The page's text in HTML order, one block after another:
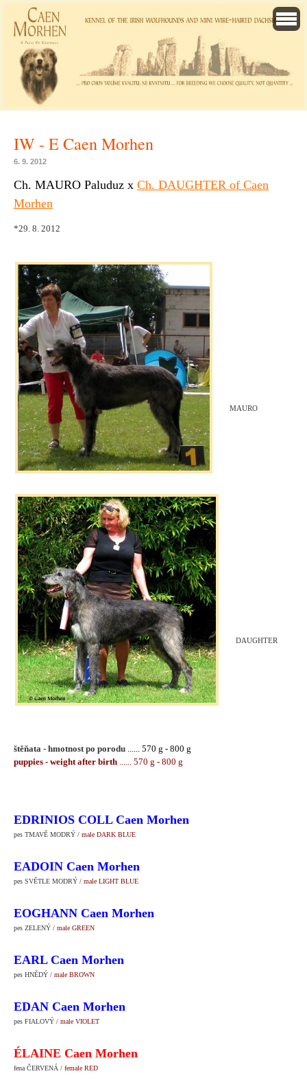
IW - E Caen Morhen
6. 9. 2012
Ch. MAURO Paluduz x Ch. DAUGHTER of Caen
Morhen
*29. 8. 2012
MAURO
DAUGHTER
štěňata - hmotnost po porodu ...... 570 g - 800 g
puppies - weight after birth ...... 570 g - 800 g
EDRINIOS COLL Caen Morhen
pes TMAVĚ MODRÝ / male DARK BLUE
EADOIN Caen Morhen
pes SVĚTLE MODRÝ / male LIGHT BLUE
EOGHANN Caen Morhen
pes ZELENÝ / male GREEN
EARL Caen Morhen
pes HNĚDÝ / male BROWN
EDAN Caen Morhen
pes FIALOVÝ / male VIOLET
ÉLAINE Caen Morhen
fena ČERVENÁ / female RED